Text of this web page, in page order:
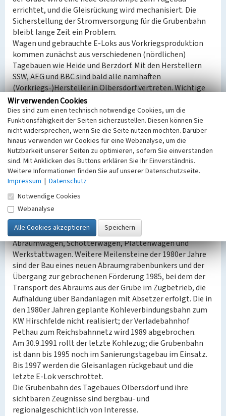
errichtet, und die Gleisrückung wird mechanisiert. Die
Sicherstellung der Stromversorgung für die Grubenbahn
bleibt lange Zeit ein Problem.
Wagen und gebrauchte E-Loks aus Vorkriegsproduktion
kommen zunächst aus verschiedenen (nördlichen)
Tagebauen wie Heide und Berzdorf. Mit den Herstellern
SSW, AEG und BBC sind bald alle namhaften
(Vorkriegs-)Hersteller in Olbersdorf vertreten. Wichtige
Eckpunkte der Entwicklung sind die Inbetriebnahme von
fünf Stellwerken bis 1989, der Umzug der Tagesanlagen
1969-72 von der Bergwerksstraße in den Bereich der
heutigen Südstraße sowie die Integration 1975 ins BKW
Oberlausitz. Mit dem Aufschluss der Baufelder III und
später IV kommen ab 1975 die bekannten 75 Tonnen
schweren Grubenlokomotiven EL 3 aus Hennigsdorfer
Fabrikation LEW 75 t-Lok, gebraucht aus Berzdorf, zum
Einsatz, zum Ende des Betriebes 14 Stück. Hierfür muss ab
1978 die Stromversorgung auf 1.200 Volt Gleichstrom
umgestellt werden. Für den Betrieb sind auch 3 Dieselloks
V10C vorhanden, weiter eine Gleisrückmaschine GR, ein
Pflugrücker PR, ein Kraftrottenwagen SKL,
Abraumwagen, Schotterwagen, Plattenwagen und
Werkstattwagen. Weitere Meilensteine der 1980er Jahre
sind der Bau eines neuen Abraumgrabenbunkers und der
Übergang zur gebrochenen Förderung 1985, bei dem der
Transport des Abraums aus der Grube im Zugbetrieb, die
Aufhaldung über Bandanlagen mit Absetzer erfolgt. Die in
den 1980er Jahren geplante Kohleverbindungsbahn zum
KW Hirschfelde nicht realisiert; der Verladebahnhof
Pethau zum Reichsbahnnetz wird 1989 abgebrochen.
Am 30.9.1991 rollt der letzte Kohlezug; die Grubenbahn
ist dann bis 1995 noch im Sanierungstagebau im Einsatz.
Bis 1997 werden die Gleisanlagen rückgebaut und die
letzte E-Lok verschrottet.
Die Grubenbahn des Tagebaues Olbersdorf und ihre
sichtbaren Zeugnisse sind bergbau- und
regionalgeschichtlich von Interesse.
Wir verwenden Cookies
Dies sind zum einen technisch notwendige Cookies, um die
Funktionsfähigkeit der Seiten sicherzustellen. Diesen können Sie
nicht widersprechen, wenn Sie die Seite nutzen möchten. Darüber
hinaus verwenden wir Cookies für eine Webanalyse, um die
Nutzbarkeit unserer Seiten zu optimieren, sofern Sie einverstanden
sind. Mit Anklicken des Buttons erklären Sie Ihr Einverständnis.
Weitere Informationen finden Sie auf unserer Datenschutzseite.
Impressum | Datenschutz
Notwendige Cookies
Webanalyse